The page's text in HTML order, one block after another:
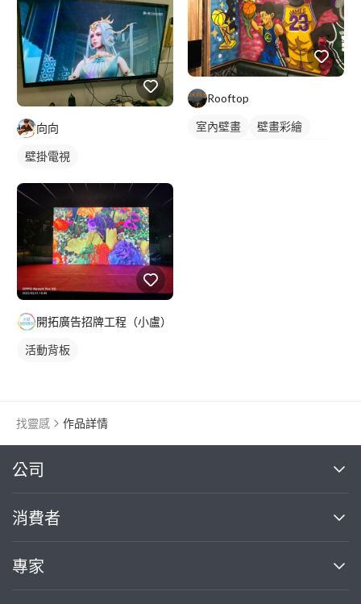
向向
壁掛電視
開拓廣告招牌工程（小盧）
活動背板
Rooftop
室內壁畫
壁畫彩繪
找靈感 作品詳情
公司
關於我們
部落格
消費者
買服務
專家
繼續完成